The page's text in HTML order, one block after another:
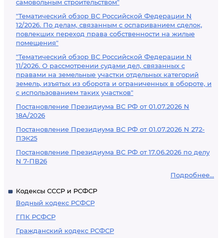
самовольным строительством"
"Тематический обзор ВС Российской Федерации N
12/2026. По делам, связанным с оспариванием сделок,
повлекших переход права собственности на жилые
помещения"
"Тематический обзор ВС Российской Федерации N
11/2026. О рассмотрении судами дел, связанных с
правами на земельные участки отдельных категорий
земель, изъятых из оборота и ограниченных в обороте, и
с использованием таких участков"
Постановление Президиума ВС РФ от 01.07.2026 N
18А/2026
Постановление Президиума ВС РФ от 01.07.2026 N 272-
ПЭК25
Постановление Президиума ВС РФ от 17.06.2026 по делу
N 7-ПВ26
Подробнее...
Кодексы СССР и РСФСР
Водный кодекс РСФСР
ГПК РСФСР
Гражданский кодекс РСФСР